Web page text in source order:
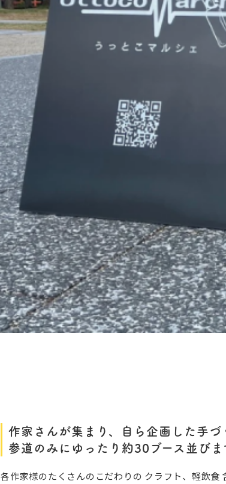
作家さんが集まり、自ら企画した手づ
参道のみにゆったり約30ブース並びま
各作家様のたくさんのこだわりの クラフト、軽飲食